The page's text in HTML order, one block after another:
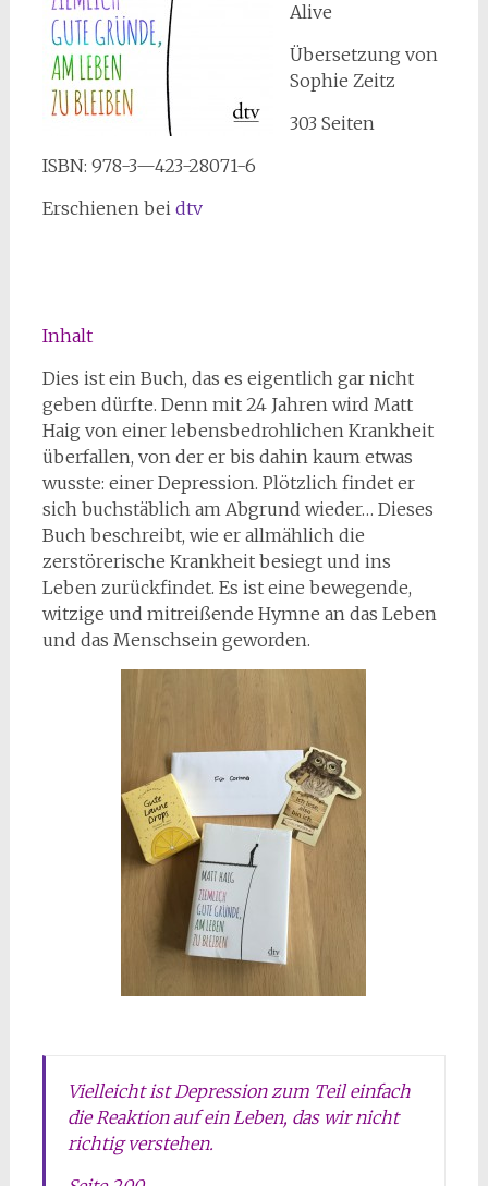
Alive
Übersetzung von
Sophie Zeitz
303 Seiten
ISBN: 978-3—423-28071-6
Erschienen bei dtv
Inhalt
Dies ist ein Buch, das es eigentlich gar nicht
geben dürfte. Denn mit 24 Jahren wird Matt
Haig von einer lebensbedrohlichen Krankheit
überfallen, von der er bis dahin kaum etwas
wusste: einer Depression. Plötzlich findet er
sich buchstäblich am Abgrund wieder… Dieses
Buch beschreibt, wie er allmählich die
zerstörerische Krankheit besiegt und ins
Leben zurückfindet. Es ist eine bewegende,
witzige und mitreißende Hymne an das Leben
und das Menschsein geworden.
Vielleicht ist Depression zum Teil einfach
die Reaktion auf ein Leben, das wir nicht
richtig verstehen.